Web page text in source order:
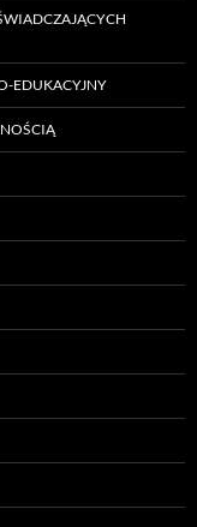
EDUKACYJNY